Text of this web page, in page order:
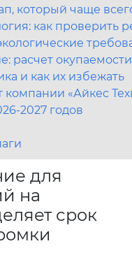
который чаще
как проверить
расчет окупаемости
и как их избежать
«Айкес
2027 годов
для
на
срок